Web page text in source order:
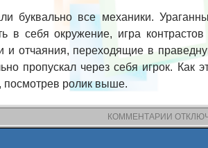
буквально все механики.
в себя окружение, игра контрастов
и отчаяния, переходящие в
пропускал через себя игрок. Как
посмотрев ролик выше.
КОММЕНТАРИИ К
ЗАПИСИ